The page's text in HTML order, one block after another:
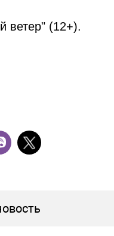
ветер" (12+).